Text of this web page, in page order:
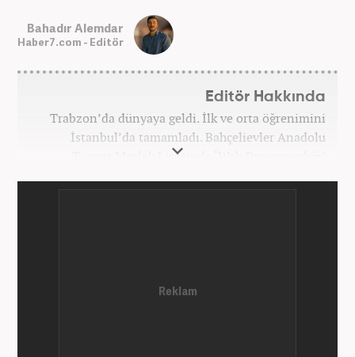
Bahadır Alemdar
Haber7.com - Editör
Editör Hakkında
Trabzon’da dünyaya geldi. İlk ve orta öğrenimini
İstanbul’da tamamladı. Bahçelievler Anadolu
Ticaret Meslek Lisesinde ‘Web Programcılığı’
ve teknoloji kategorilerinde birçok haber ve